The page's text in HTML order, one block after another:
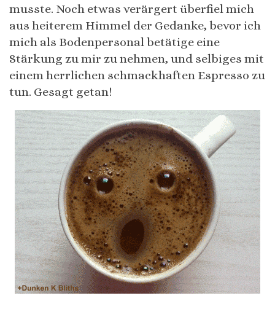
musste. Noch etwas verärgert überfiel mich
aus heiterem Himmel der Gedanke, bevor ich
mich als Bodenpersonal betätige eine
Stärkung zu mir zu nehmen, und selbiges mit
einem herrlichen schmackhaften Espresso zu
tun. Gesagt getan!